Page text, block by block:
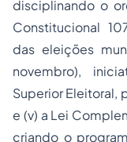
disciplinando o
Constitucional
das eleições
novembro),
Superior Eleitoral,
e (v) a Lei
criando o